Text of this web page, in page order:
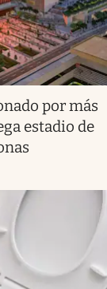
por más
estadio de